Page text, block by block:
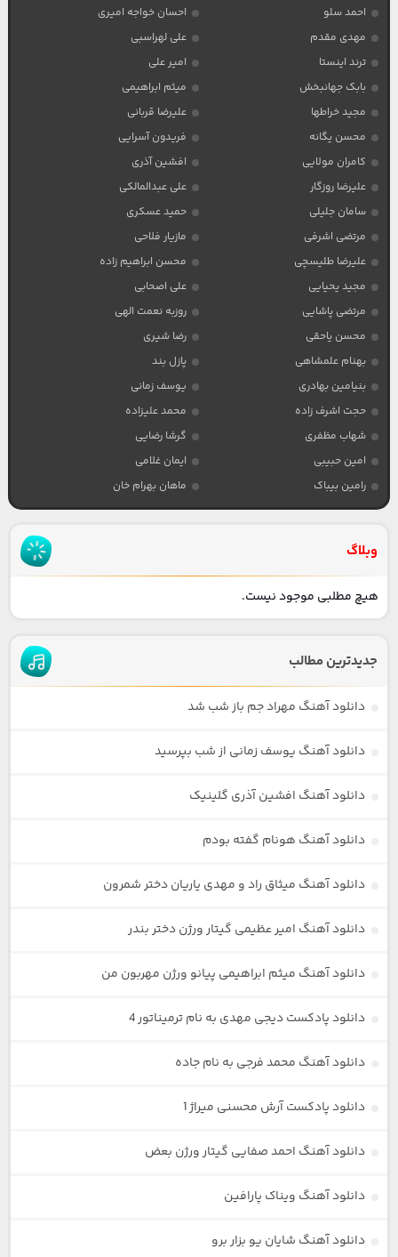
احمد سلو
احسان خواجه امیری
مهدی مقدم
علی لهراسبی
ترند اینستا
امیر علی
بابک جهانبخش
میثم ابراهیمی
مجید خراطها
علیرضا قربانی
محسن یگانه
فریدون آسرایی
کامران مولایی
افشین آذری
علیرضا روزگار
علی عبدالمالکی
سامان جلیلی
حمید عسکری
مرتضی اشرفی
مازیار فلاحی
علیرضا طلیسچی
محسن ابراهیم زاده
مجید یحیایی
علی اصحابی
مرتضی پاشایی
روزبه نعمت الهی
محسن یاحقی
رضا شیری
بهنام علمشاهی
پازل بند
بنیامین بهادری
یوسف زمانی
حجت اشرف زاده
محمد علیزاده
شهاب مظفری
گرشا رضایی
امین حبیبی
ایمان غلامی
رامین بیباک
ماهان بهرام خان
وبلاگ
هیچ مطلبی موجود نیست.
جدیدترین مطالب
دانلود آهنگ مهراد جم باز شب شد
دانلود آهنگ یوسف زمانی از شب بپرسید
دانلود آهنگ افشین آذری گلینیک
دانلود آهنگ هونام گفته بودم
دانلود آهنگ میثاق راد و مهدی یاریان دختر شمرون
دانلود آهنگ امیر عظیمی گیتار ورژن دختر بندر
دانلود آهنگ میثم ابراهیمی پیانو ورژن مهربون من
دانلود پادکست دیجی مهدی به نام ترمیناتور 4
دانلود آهنگ محمد فرجی به نام جاده
دانلود پادکست آرش محسنی میراژ 1
دانلود آهنگ احمد صفایی گیتار ورژن بعض
دانلود آهنگ ویناک پارافین
دانلود آهنگ شایان یو بزار برو